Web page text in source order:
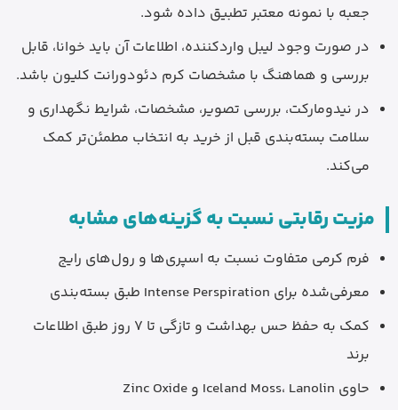
جعبه با نمونه معتبر تطبیق داده شود.
در صورت وجود لیبل واردکننده، اطلاعات آن باید خوانا، قابل
بررسی و هماهنگ با مشخصات کرم دئودورانت کلیون باشد.
در نیدومارکت، بررسی تصویر، مشخصات، شرایط نگهداری و
سلامت بسته‌بندی قبل از خرید به انتخاب مطمئن‌تر کمک
می‌کند.
مزیت رقابتی نسبت به گزینه‌های مشابه
فرم کرمی متفاوت نسبت به اسپری‌ها و رول‌های رایج
معرفی‌شده برای Intense Perspiration طبق بسته‌بندی
کمک به حفظ حس بهداشت و تازگی تا 7 روز طبق اطلاعات
برند
حاوی Iceland Moss، Lanolin و Zinc Oxide